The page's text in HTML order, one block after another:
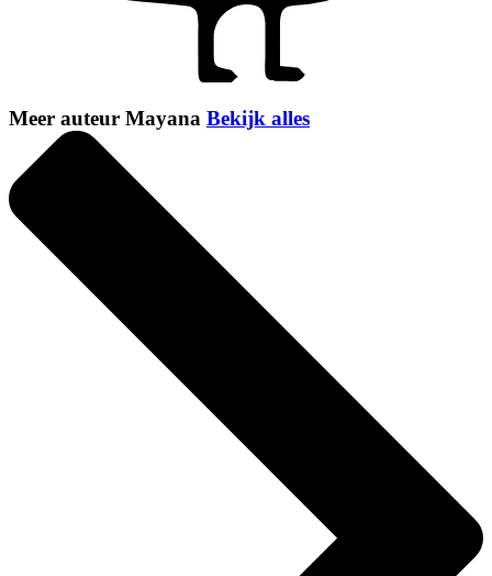
Meer auteur Mayana Bekijk alles